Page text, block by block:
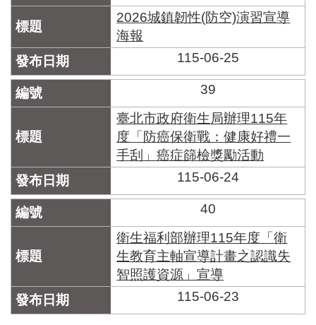
2026城鎮韌性(防空)演習宣導
海報
115-06-25
39
臺北市政府衛生局辦理115年
度「防癌保衛戰：健康好禮一
手刮」癌症篩檢獎勵活動
115-06-24
40
衛生福利部辦理115年度「衛
生教育主軸宣導計畫之認識失
智照護資源」宣導
115-06-23